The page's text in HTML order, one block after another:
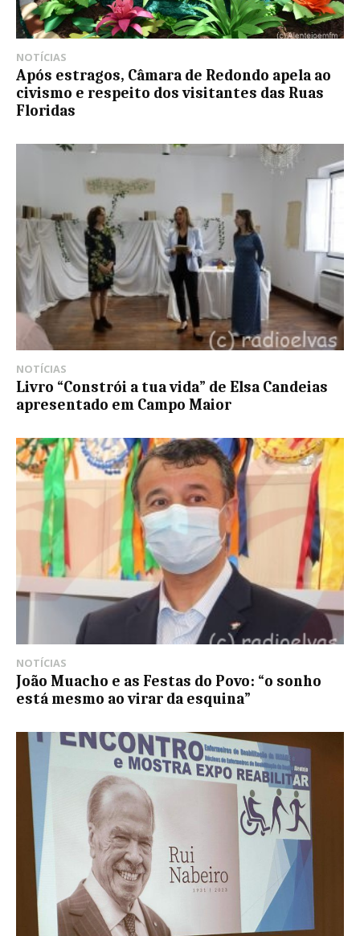
NOTÍCIAS
Após estragos, Câmara de Redondo apela ao
civismo e respeito dos visitantes das Ruas
Floridas
NOTÍCIAS
Livro “Constrói a tua vida” de Elsa Candeias
apresentado em Campo Maior
NOTÍCIAS
João Muacho e as Festas do Povo: “o sonho
está mesmo ao virar da esquina”